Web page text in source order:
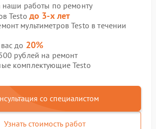
наши работы по ремонту
Testo до 3-х лет
мультиметров Testo в течении
до 20%
рублей на ремонт
комплектующие Testo
со специалистом
Узнать стоимость работ